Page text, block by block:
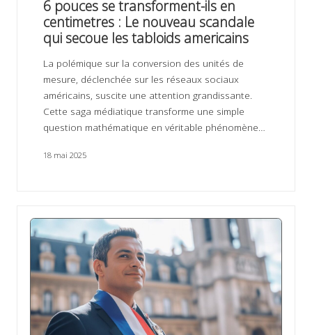
s
6 pouces se transforment-ils en
centimetres : Le nouveau scandale
qui secoue les tabloids americains
La polémique sur la conversion des unités de
mesure, déclenchée sur les réseaux sociaux
américains, suscite une attention grandissante.
Cette saga médiatique transforme une simple
question mathématique en véritable phénomène…
18 mai 2025